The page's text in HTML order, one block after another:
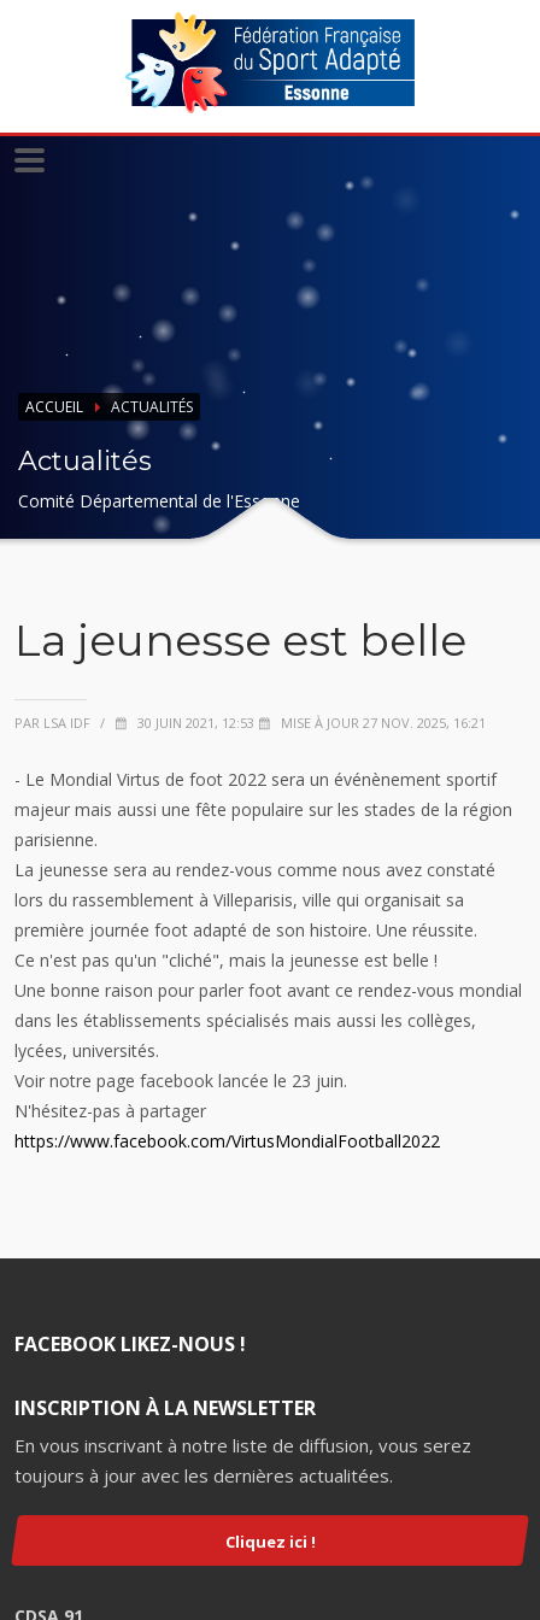
ACCUEIL ACTUALITÉS
Actualités
Comité Départemental de l'Essonne
La jeunesse est belle
PAR LSA IDF / 30 JUIN 2021, 12:53 MISE À JOUR 27 NOV. 2025, 16:21
- Le Mondial Virtus de foot 2022 sera un événènement sportif
majeur mais aussi une fête populaire sur les stades de la région
parisienne.
La jeunesse sera au rendez-vous comme nous avez constaté
lors du rassemblement à Villeparisis, ville qui organisait sa
première journée foot adapté de son histoire. Une réussite.
Ce n'est pas qu'un "cliché", mais la jeunesse est belle !
Une bonne raison pour parler foot avant ce rendez-vous mondial
dans les établissements spécialisés mais aussi les collèges,
lycées, universités.
Voir notre page facebook lancée le 23 juin.
N'hésitez-pas à partager
https://www.facebook.com/VirtusMondialFootball2022
FACEBOOK LIKEZ-NOUS !
INSCRIPTION À LA NEWSLETTER
En vous inscrivant à notre liste de diffusion, vous serez
toujours à jour avec les dernières actualitées.
Cliquez ici !
CDSA 91
Panneau de gestion des cookies